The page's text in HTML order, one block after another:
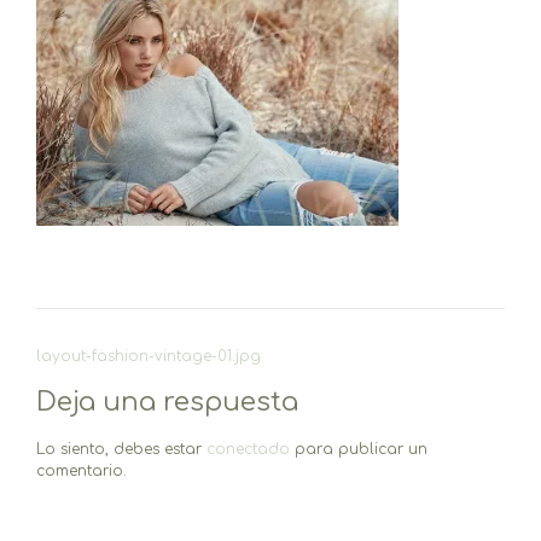
Navegación
entradas
layout-fashion-vintage-01.jpg
Deja una respuesta
Lo siento, debes estar conectado para publicar un
comentario.